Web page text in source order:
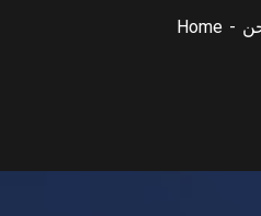
Home